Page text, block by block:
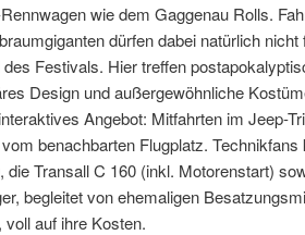
wie dem Gaggenau Rolls.
dürfen dabei natürlich
des Festivals. Hier treffen
Design und außergewöhnliche
Angebot: Mitfahrten im Jeep-
benachbarten Flugplatz.
die Transall C 160 (inkl. Motorenstart)
begleitet von ehemaligen
voll auf ihre Kosten.